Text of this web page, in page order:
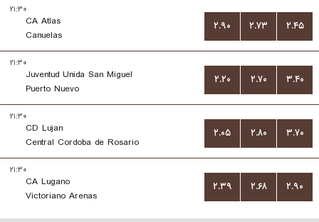
۲۱:۳۰
CA Atlas
Canuelas
۲.۹۰ ۲.۷۳ ۲.۴۵
۲۱:۳۰
Juventud Unida San Miguel
Puerto Nuevo
۲.۲۰ ۲.۷۰ ۳.۴۰
۲۱:۳۰
CD Lujan
Central Cordoba de Rosario
۲.۰۵ ۲.۸۰ ۳.۷۰
۲۱:۳۰
CA Lugano
Victoriano Arenas
۲.۳۹ ۲.۶۸ ۲.۹۰